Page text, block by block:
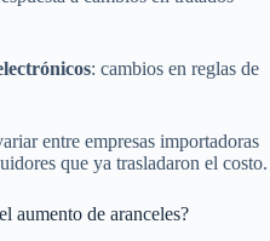
: cambios en reglas de
entre empresas importadoras
que ya trasladaron el costo.
aumento de aranceles?